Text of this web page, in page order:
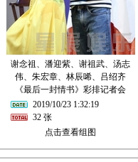
谢念祖、潘迎紫、谢祖武、汤志
伟、朱宏章、林辰唏、吕绍齐
《最后一封情书》彩排记者会
2019/10/23 1:32:19
32 张
点击查看组图